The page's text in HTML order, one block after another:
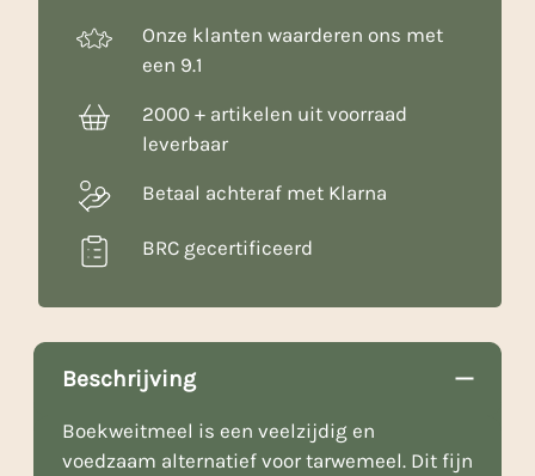
Onze klanten waarderen ons met
een 9.1
2000 + artikelen uit voorraad
leverbaar
Betaal achteraf met Klarna
BRC gecertificeerd
Beschrijving
Boekweitmeel is een veelzijdig en
voedzaam alternatief voor tarwemeel. Dit fijn